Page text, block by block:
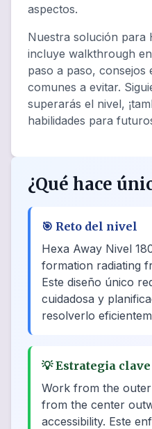
aspectos.
Nuestra solución para
incluye walkthrough
paso a paso, consejos
comunes a evitar.
superarás el nivel,
habilidades para
¿Qué hace
🎯 Reto del nivel
Hexa Away Nivel
formation radiating
Este diseño único
cuidadosa y
resolverlo
💡Estrategia clave
Work from the
from the center
accessibility. Este